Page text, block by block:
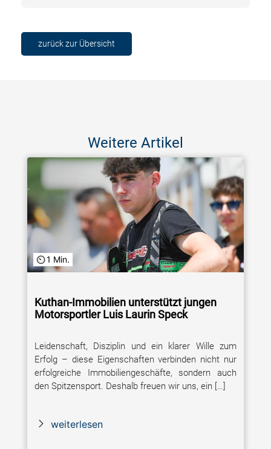
zurück zur Übersicht
Weitere Artikel
1 Min.
Kuthan-Immobilien unterstützt jungen
Motorsportler Luis Laurin Speck
Leidenschaft, Disziplin und ein klarer Wille zum
Erfolg – diese Eigenschaften verbinden nicht nur
erfolgreiche Immobiliengeschäfte, sondern auch
den Spitzensport. Deshalb freuen wir uns, ein […]
weiterlesen